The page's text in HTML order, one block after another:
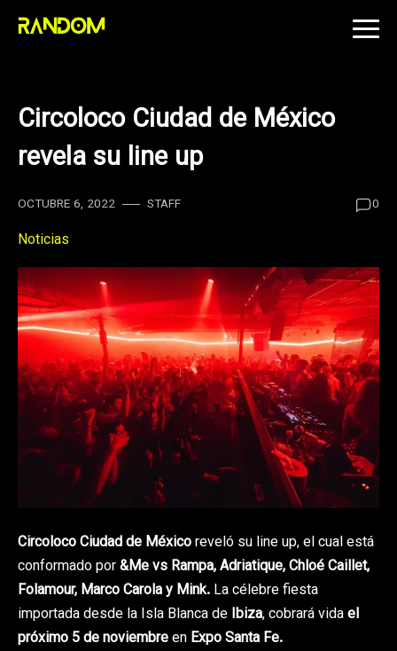
Skip
Circoloco Ciudad de México
revela su line up
OCTUBRE 6, 2022 STAFF 0
Noticias
Circoloco Ciudad de Méxicoreveló su line up, el cual está
conformado por&Me vs Rampa, Adriatique, Chloé Caillet,
Folamour, Marco Carola y Mink. La célebre fiesta
importada desde la Isla Blanca de Ibiza, cobrará vidael
próximo 5 de noviembreen Expo Santa Fe.